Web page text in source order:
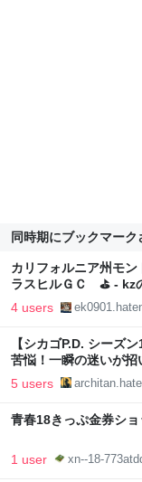
同時期にブックマーク
カリフォルニア州モ
ラスヒルＧＣ ⛳ - kz
4 users
【シカゴP.D. シーズ
苦悩！一瞬の迷いが
5 users
青春18きっぷ金券シ
1 user xn--18-